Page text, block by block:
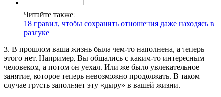
Читайте также:
18 правил, чтобы сохранить отношения даже находясь в
разлуке
3. В прошлом ваша жизнь была чем-то наполнена, а теперь
этого нет. Например, Вы общались с каким-то интересным
человеком, а потом он уехал. Или же было увлекательное
занятие, которое теперь невозможно продолжать. В таком
случае грусть заполняет эту «дыру» в вашей жизни.